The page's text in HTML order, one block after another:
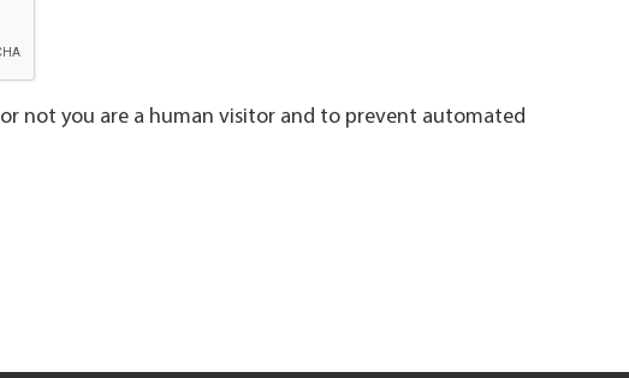
not you are a human visitor and to prevent automated